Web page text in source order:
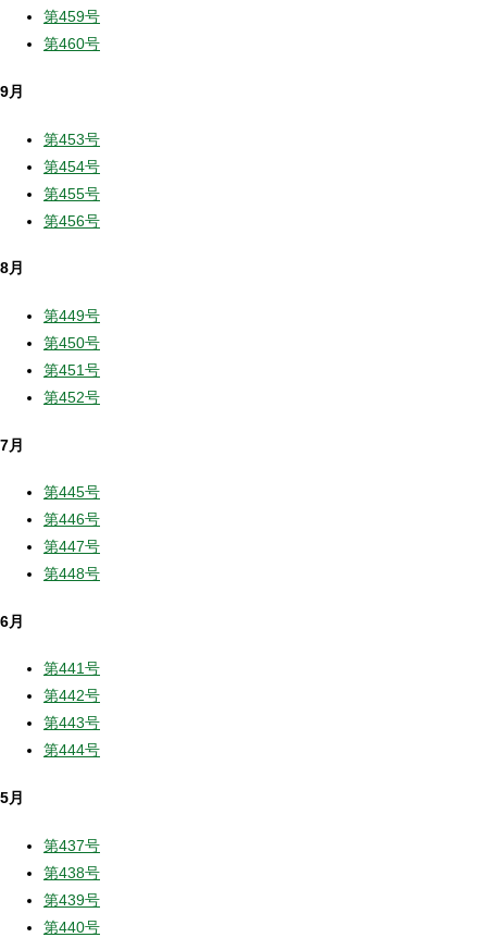
第459号
第460号
9月
第453号
第454号
第455号
第456号
8月
第449号
第450号
第451号
第452号
7月
第445号
第446号
第447号
第448号
6月
第441号
第442号
第443号
第444号
5月
第437号
第438号
第439号
第440号